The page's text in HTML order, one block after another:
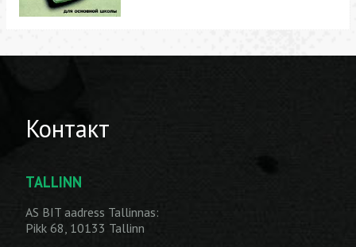
Контакт
TALLINN
AS BIT aadress Tallinnas:
Pikk 68, 10133 Tallinn